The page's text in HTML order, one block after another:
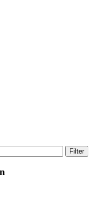
Filter